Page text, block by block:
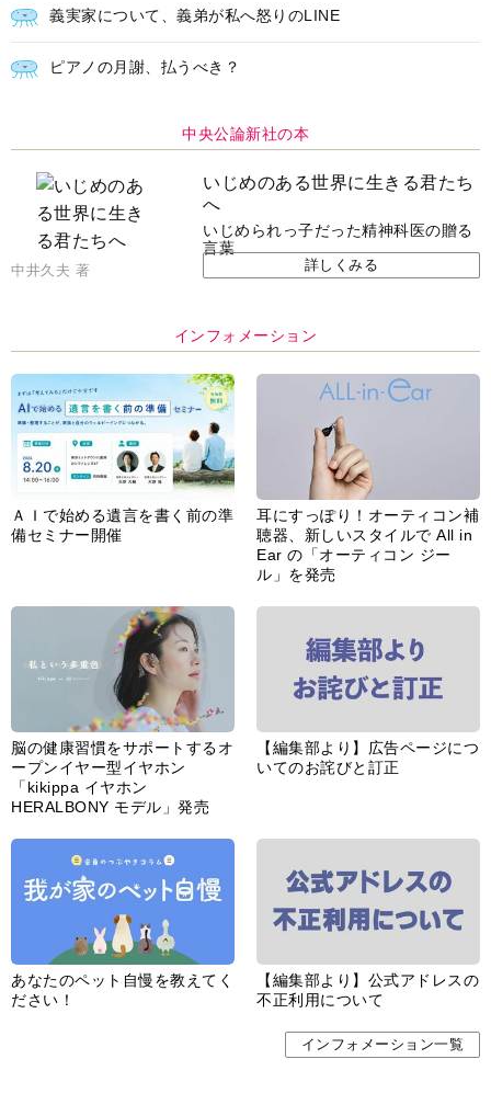
義実家について、義弟が私へ怒りのLINE
ピアノの月謝、払うべき？
中央公論新社の本
いじめのある世界に生きる君たち
へ
いじめられっ子だった精神科医の贈る
言葉
中井久夫 著 詳しくみる
インフォメーション
ＡＩで始める遺言を書く前の準
備セミナー開催
耳にすっぽり！オーティコン補
聴器、新しいスタイルで All in
Ear の「オーティコン ジー
ル」を発売
脳の健康習慣をサポートするオ
ープンイヤー型イヤホン
「kikippa イヤホン
HERALBONY モデル」発売
【編集部より】広告ページにつ
いてのお詫びと訂正
あなたのペット自慢を教えてく
ださい！
【編集部より】公式アドレスの
不正利用について
インフォメーション一覧